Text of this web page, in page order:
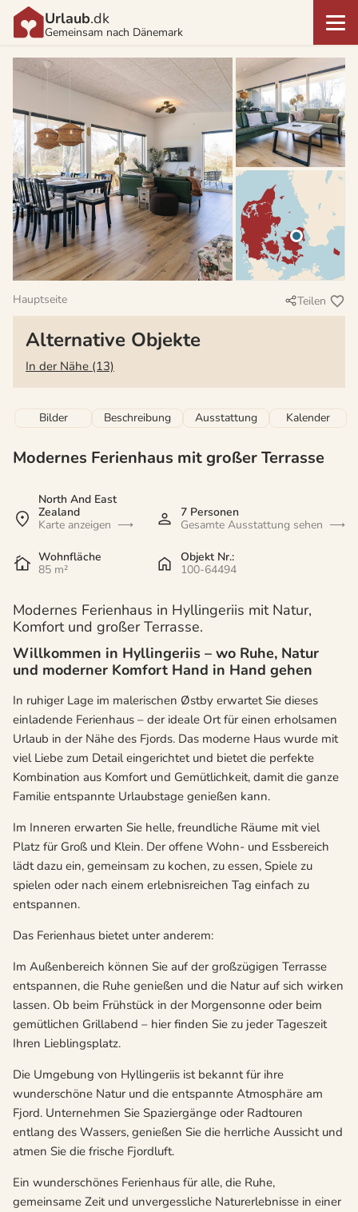
Urlaub.dk
Gemeinsam nach Dänemark
Hauptseite Teilen
Alternative Objekte
In der Nähe (13)
Bilder Beschreibung Ausstattung Kalender
Modernes Ferienhaus mit großer Terrasse
North And East
Zealand
Karte anzeigen
7 Personen
Gesamte Ausstattung sehen
Wohnfläche
85 m²
Objekt Nr.:
100-64494
Modernes Ferienhaus in Hyllingeriis mit Natur,
Komfort und großer Terrasse.
Willkommen in Hyllingeriis – wo Ruhe, Natur
und moderner Komfort Hand in Hand gehen
In ruhiger Lage im malerischen Østby erwartet Sie dieses
einladende Ferienhaus – der ideale Ort für einen erholsamen
Urlaub in der Nähe des Fjords. Das moderne Haus wurde mit
viel Liebe zum Detail eingerichtet und bietet die perfekte
Kombination aus Komfort und Gemütlichkeit, damit die ganze
Familie entspannte Urlaubstage genießen kann.
Im Inneren erwarten Sie helle, freundliche Räume mit viel
Platz für Groß und Klein. Der offene Wohn- und Essbereich
lädt dazu ein, gemeinsam zu kochen, zu essen, Spiele zu
spielen oder nach einem erlebnisreichen Tag einfach zu
entspannen.
Das Ferienhaus bietet unter anderem:
Im Außenbereich können Sie auf der großzügigen Terrasse
entspannen, die Ruhe genießen und die Natur auf sich wirken
lassen. Ob beim Frühstück in der Morgensonne oder beim
gemütlichen Grillabend – hier finden Sie zu jeder Tageszeit
Ihren Lieblingsplatz.
Die Umgebung von Hyllingeriis ist bekannt für ihre
wunderschöne Natur und die entspannte Atmosphäre am
Fjord. Unternehmen Sie Spaziergänge oder Radtouren
entlang des Wassers, genießen Sie die herrliche Aussicht und
atmen Sie die frische Fjordluft.
Ein wunderschönes Ferienhaus für alle, die Ruhe,
gemeinsame Zeit und unvergessliche Naturerlebnisse in einer